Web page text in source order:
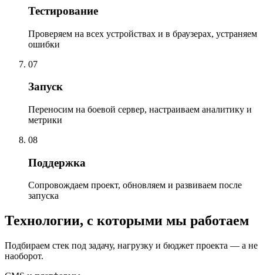
Тестирование
Проверяем на всех устройствах и в браузерах, устраняем
ошибки
07
Запуск
Переносим на боевой сервер, настраиваем аналитику и
метрики
08
Поддержка
Сопровождаем проект, обновляем и развиваем после
запуска
Технологии, с которыми мы работаем
Подбираем стек под задачу, нагрузку и бюджет проекта — а не
наоборот.